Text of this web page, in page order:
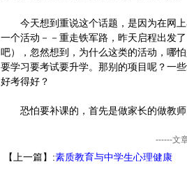
今天想到重说这个话题，是因为在网上
一个活动－－重走铁军路，昨天启程出发
吧），忽然想到，为什么这类的活动，哪
要学习要考试要升学。那别的项目呢？一
好考得好？
恐怕要补课的，首先是做家长的做教师
------文
【上一篇】:素质教育与中学生心理健康